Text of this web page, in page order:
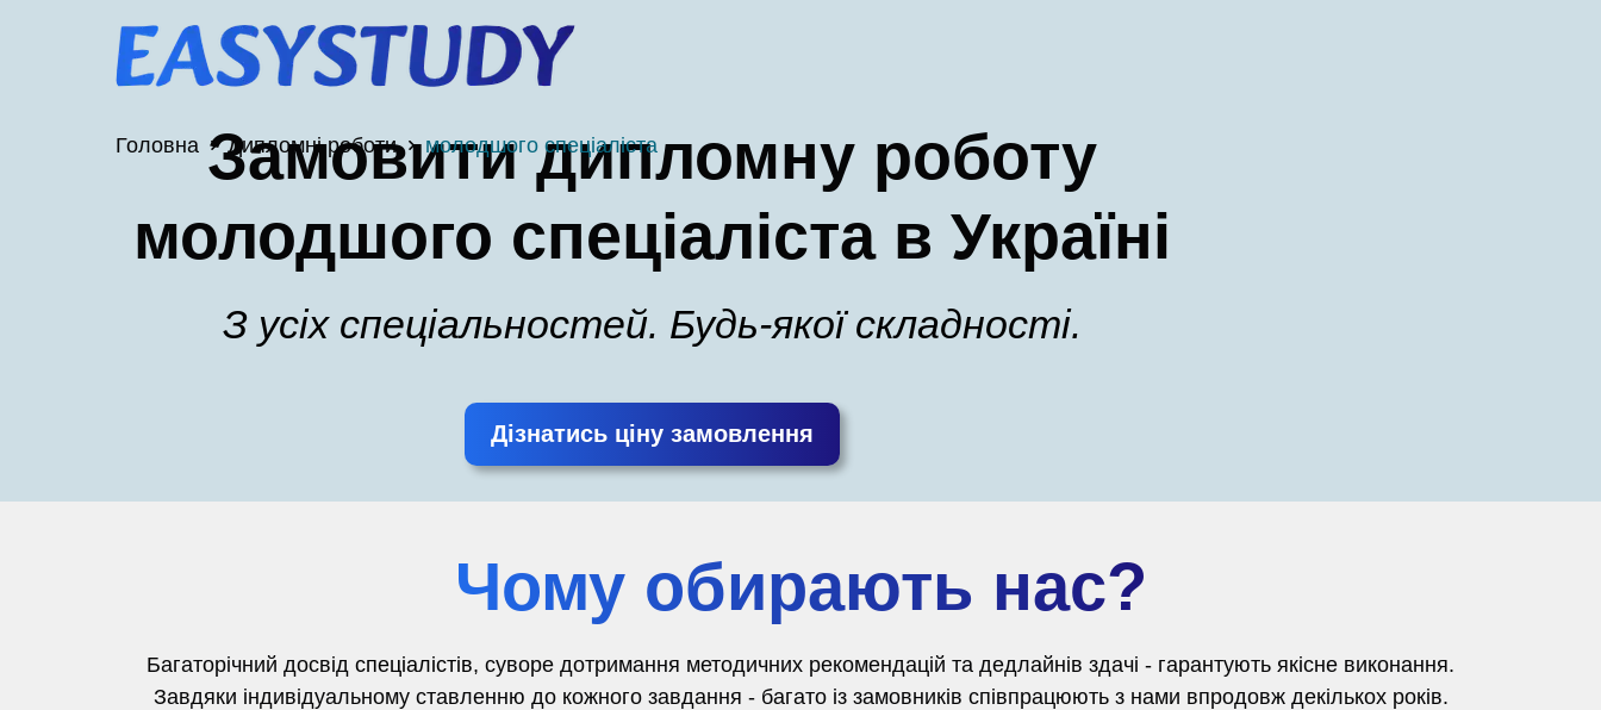
Замовити дипломну роботу
молодшого спеціаліста в Україні
З усіх спеціальностей. Будь-якої складності.
Дізнатись ціну замовлення
Головна Дипломні роботи молодшого спеціаліста
Чому обирають нас?
Багаторічний досвід спеціалістів, суворе дотримання методичних рекомендацій та дедлайнів здачі - гарантують якісне виконання.
Завдяки індивідуальному ставленню до кожного завдання - багато із замовників співпрацюють з нами впродовж декількох років.